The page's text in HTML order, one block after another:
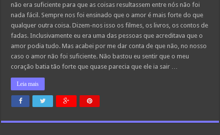
tu
simplesmente
não
és
pessoa
certa
para
mim
não era suficiente para que as coisas resultassem entre nós não foi
nada fácil. Sempre nos foi ensinado que o amor é mais forte do que
qualquer outra coisa. Dizem-nos isso os filmes, os livros, os contos de
fadas. Inclusivamente eu era uma das pessoas que acreditava que o
amor podia tudo. Mas acabei por me dar conta de que não, no nosso
caso o amor não foi suficiente. Não bastou eu sentir que o meu
coração batia tão forte que quase parecia que ele ia sair …
Leia mais